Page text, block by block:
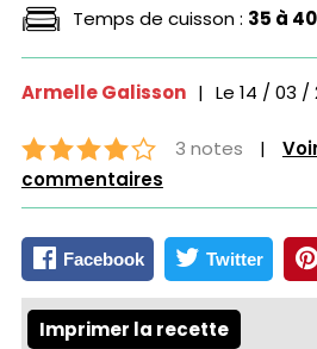
Temps de cuisson : 35 à
Armelle Galisson | Le 14 / 03 /
3 notes |
commentaires
Facebook Twitter
Imprimer la recette